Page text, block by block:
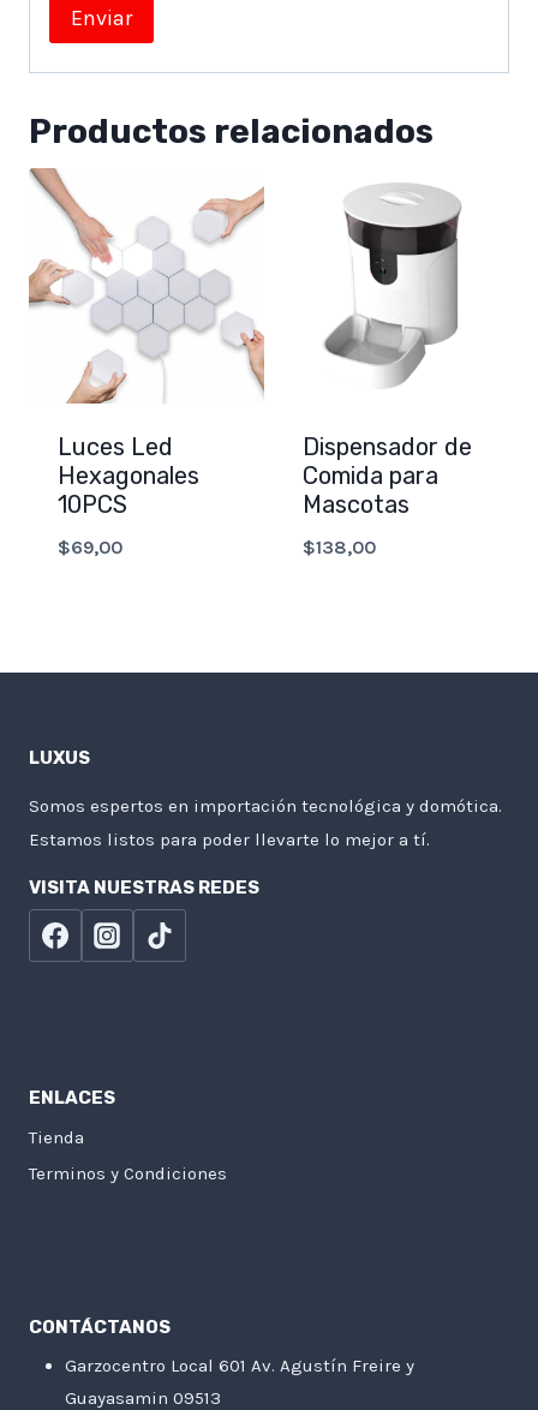
Productos relacionados
Luces Led
Hexagonales
10PCS
$69,00
Dispensador de
Comida para
Mascotas
$138,00
LUXUS
Somos espertos en importación tecnológica y domótica.
Estamos listos para poder llevarte lo mejor a tí.
VISITA NUESTRAS REDES
ENLACES
Tienda
Terminos y Condiciones
CONTÁCTANOS
Garzocentro Local 601 Av. Agustín Freire y
Guayasamin 09513